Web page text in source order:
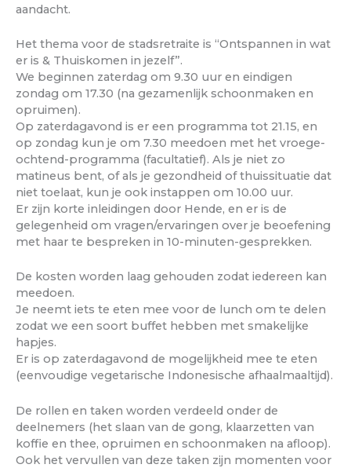
aandacht.
Het thema voor de stadsretraite is “Ontspannen in wat
er is & Thuiskomen in jezelf”.
We beginnen zaterdag om 9.30 uur en eindigen
zondag om 17.30 (na gezamenlijk schoonmaken en
opruimen).
Op zaterdagavond is er een programma tot 21.15, en
op zondag kun je om 7.30 meedoen met het vroege-
ochtend-programma (facultatief). Als je niet zo
matineus bent, of als je gezondheid of thuissituatie dat
niet toelaat, kun je ook instappen om 10.00 uur.
Er zijn korte inleidingen door Hende, en er is de
gelegenheid om vragen/ervaringen over je beoefening
met haar te bespreken in 10-minuten-gesprekken.
De kosten worden laag gehouden zodat iedereen kan
meedoen.
Je neemt iets te eten mee voor de lunch om te delen
zodat we een soort buffet hebben met smakelijke
hapjes.
Er is op zaterdagavond de mogelijkheid mee te eten
(eenvoudige vegetarische Indonesische afhaalmaaltijd).
De rollen en taken worden verdeeld onder de
deelnemers (het slaan van de gong, klaarzetten van
koffie en thee, opruimen en schoonmaken na afloop).
Ook het vervullen van deze taken zijn momenten voor